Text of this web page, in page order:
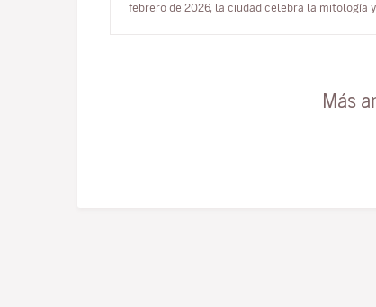
febrero de 2026, la ciudad celebra la mitología
Más